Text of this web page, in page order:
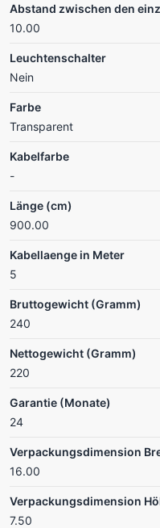
Abstand zwischen den
10.00
Leuchtenschalter
Nein
Farbe
Transparent
Kabelfarbe
-
Länge (cm)
900.00
Kabellaenge in Meter
5
Bruttogewicht (Gramm)
240
Nettogewicht (Gramm)
220
Garantie (Monate)
24
Verpackungsdimension
16.00
Verpackungsdimension
7.50